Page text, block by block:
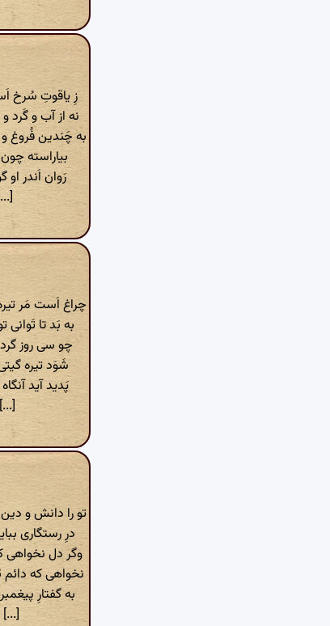
زِ یاقوتِ سُرخ
نه از آب و گَرد
به چَندین فُروغ
بیاراسته چون
رَوان اَندر او
چراغ اَست مَر
به بَد تا
چو سی روز
شَوَد تیره
پَدید آید
[...]
تو را دانش و
درِ رستگاری
وگر دل نخواهی
نخواهی که
به گفتارِ
[...]